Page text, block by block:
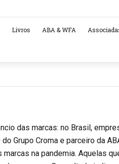
Livros ABA & WFA
das marcas: no Brasil,
Grupo Croma e parceiro da
na pandemia. Aquelas